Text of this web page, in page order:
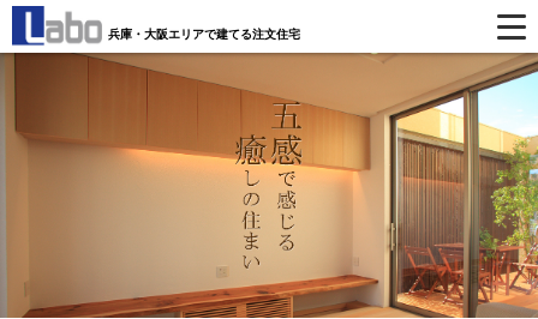
兵庫・大阪エリアで建てる注文住宅